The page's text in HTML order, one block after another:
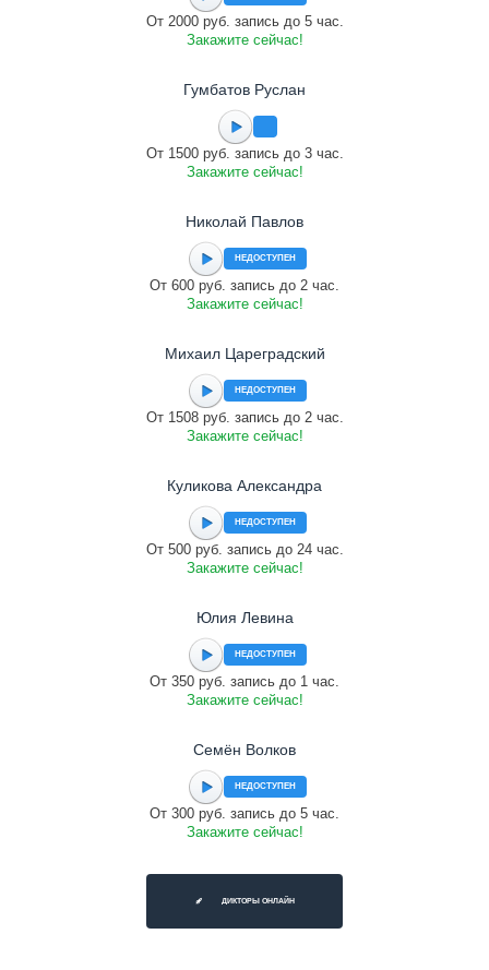
От 2000 руб. запись до 5 час.
Закажите сейчас!
Гумбатов Руслан
От 1500 руб. запись до 3 час.
Закажите сейчас!
Николай Павлов
НЕДОСТУПЕН
От 600 руб. запись до 2 час.
Закажите сейчас!
Михаил Цареградский
НЕДОСТУПЕН
От 1508 руб. запись до 2 час.
Закажите сейчас!
Куликова Александра
НЕДОСТУПЕН
От 500 руб. запись до 24 час.
Закажите сейчас!
Юлия Левина
НЕДОСТУПЕН
От 350 руб. запись до 1 час.
Закажите сейчас!
Семён Волков
НЕДОСТУПЕН
От 300 руб. запись до 5 час.
Закажите сейчас!
ДИКТОРЫ ОНЛАЙН